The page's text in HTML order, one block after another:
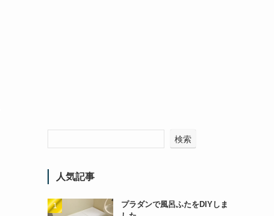
検索
人気記事
プラダンで風呂ふたをDIYしま